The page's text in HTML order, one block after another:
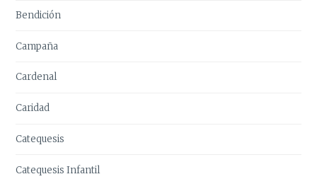
Bendición
Campaña
Cardenal
Caridad
Catequesis
Catequesis Infantil